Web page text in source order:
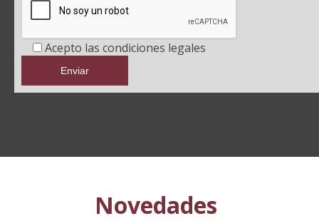
Acepto las condiciones legales
Novedades